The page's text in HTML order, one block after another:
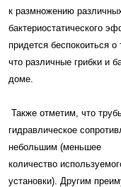
к размножению
бактериостатического
придется беспокоиться о
что различные грибки и
доме.
Также отметим, что
гидравлическое
небольшим (меньшее
количество
установки). Другим